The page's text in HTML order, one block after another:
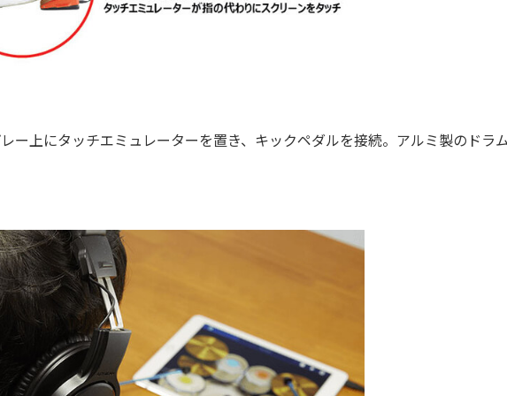
ー上にタッチエミュレーターを置き、キックペダルを接続。アルミ製のドラ